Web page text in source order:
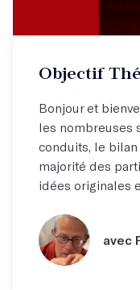
Objectif
Bonjour et
les nombreuses
conduits, le
majorité des
idées originales
avec